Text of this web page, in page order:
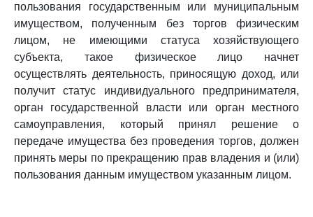
пользования государственным или муниципальным
имуществом, полученным без торгов физическим
лицом, не имеющими статуса хозяйствующего
субъекта, такое физическое лицо начнет
осуществлять деятельность, приносящую доход, или
получит статус индивидуального предпринимателя,
орган государственной власти или орган местного
самоуправления, который принял решение о
передаче имущества без проведения торгов, должен
принять меры по прекращению прав владения и (или)
пользования данным имуществом указанным лицом.